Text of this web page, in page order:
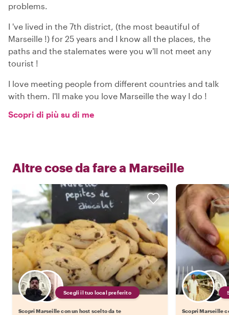
problems.
I 've lived in the 7th district, (the most beautiful of
Marseille !) for 25 years and I know all the places, the
paths and the stalemates were you w'll not meet any
tourist !
I love meeting people from different countries and talk
with them. I'll make you love Marseille the way I do !
Scopri di più su di me
Altre cose da fare a Marseille
Scegli il tuo local preferito
Scopri Marseille con un host scelto da te Scopri Marseille